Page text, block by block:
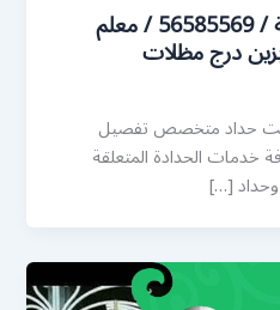
رقم حداد شبابيك الدعية / 56585569 / معلم
درج مظلات
حداد متخصص تفصيل
خدمات الحدادة المتعلقة
وحداد […]